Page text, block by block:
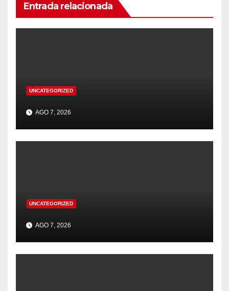
Entrada relacionada
UNCATEGORIZED
AGO 7, 2026
UNCATEGORIZED
AGO 7, 2026